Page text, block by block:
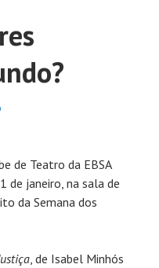
de Teatro da EBSA
de janeiro, na sala de
da Semana dos
, de Isabel Minhós